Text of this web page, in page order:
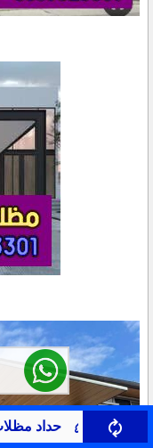
السعر من 70 ريال